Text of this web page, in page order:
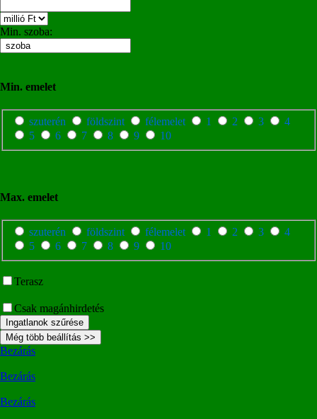
Min. szoba:
Min. emelet
szuterén földszint félemelet 1 2 3
4
5
6 7 8 9 10
Max. emelet
szuterén földszint félemelet 1 2 3
4
5
6 7 8 9 10
Terasz
Csak magánhirdetés
Ingatlanok szűrése
Még több beállítás >>
Bezárás
Bezárás
Bezárás